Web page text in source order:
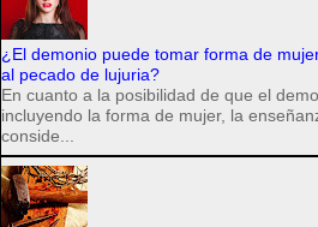
¿El demonio puede tomar forma de
al pecado de lujuria?
En cuanto a la posibilidad de que el
incluyendo la forma de mujer, la
conside...